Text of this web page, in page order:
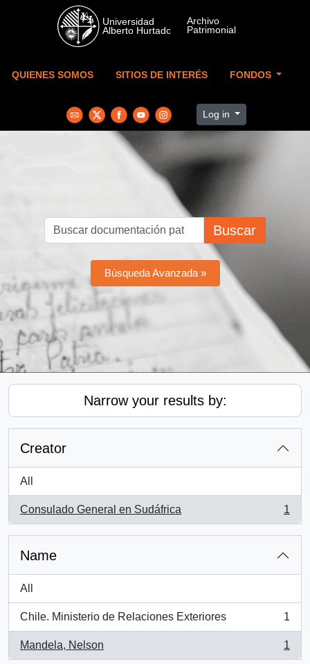
Skip to main content
QUIENES SOMOS SITIOS DE INTERÉS FONDOS
Log in
Buscar
Búsqueda Avanzada »
Narrow your results by:
Creator
All
Consulado General en Sudáfrica
, 1 results
1
Name
All
Chile. Ministerio de Relaciones Exteriores
, 1 results
1
Mandela, Nelson
, 1 results
1